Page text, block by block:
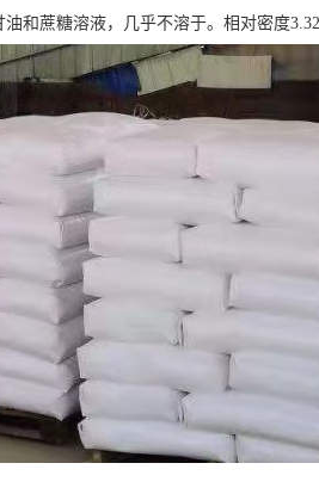
和蔗糖溶液，几乎不溶于。相对密度